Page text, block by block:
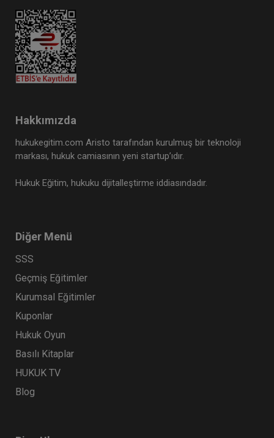
Hakkımızda
hukukegitim.com Aristo tarafından kurulmuş bir teknoloji
markası, hukuk camiasının yeni startup’ıdır.
Hukuk Eğitim, hukuku dijitalleştirme iddiasındadır.
Diğer Menü
SSS
Geçmiş Eğitimler
Kurumsal Eğitimler
Kuponlar
Hukuk Oyun
Basılı Kitaplar
HUKUK TV
Blog